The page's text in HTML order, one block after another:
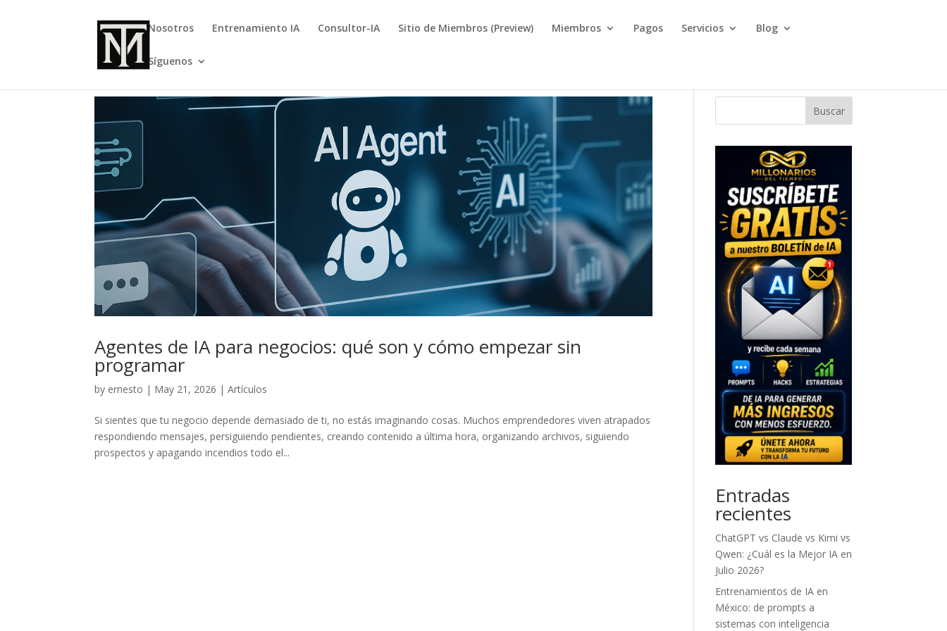
Nosotros Entrenamiento IA Consultor-IA Sitio de Miembros (Preview) Miembros Pagos Servicios Blog
Síguenos
Agentes de IA para negocios: qué son y cómo empezar sin
programar
by ernesto | May 21, 2026 |Artículos
Si sientes que tu negocio depende demasiado de ti, no estás imaginando cosas. Muchos emprendedores viven atrapados
respondiendo mensajes, persiguiendo pendientes, creando contenido a última hora, organizando archivos, siguiendo
prospectos y apagando incendios todo el...
Buscar
Entradas
recientes
ChatGPT vs Claude vs Kimi vs
Qwen: ¿Cuál es la Mejor IA en
Julio 2026?
Entrenamientos de IA en
México: de prompts a
sistemas con inteligencia